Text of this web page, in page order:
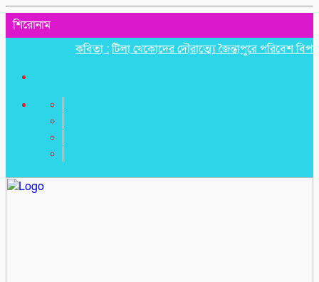
শিরোনাম
কবিতা :টিলা খেকোদের দৌরাত্ম্যে জৈন্তাপুরে পরিবেশ বিপর্যয়,